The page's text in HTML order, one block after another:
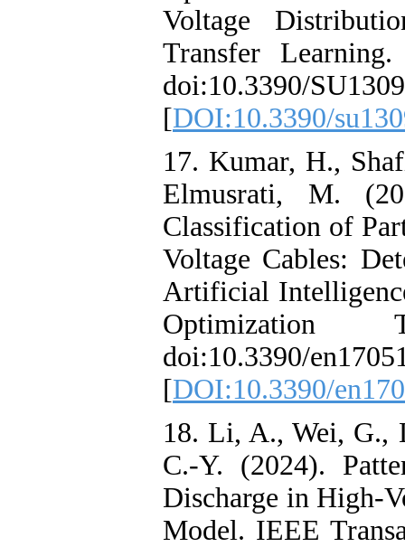
Voltage
Transfer
doi:10.3390/
[DOI:10.3390/
17. Kumar,
Elmusrati,
Classification
Voltage
Artificial
doi:10.3390/
[DOI:10.3390/
18. Li, A.,
C.-Y.
Discharge in
Model. IEEE